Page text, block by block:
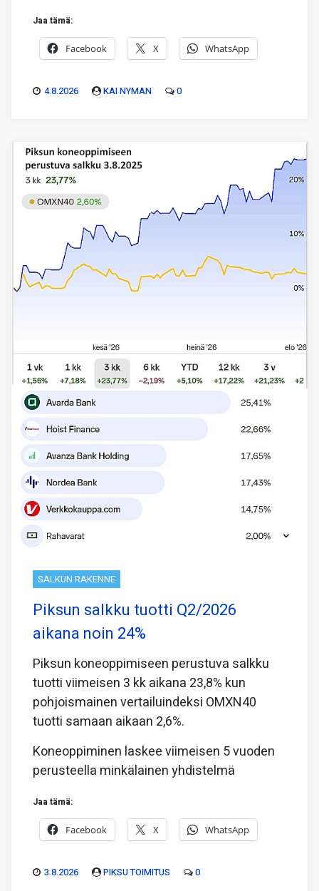
Jaa tämä:
Facebook X WhatsApp
4.8.2026 KAI NYMAN 0
SALKUN RAKENNE
Piksun salkku tuotti Q2/2026
aikana noin 24%
Piksun koneoppimiseen perustuva salkku
tuotti viimeisen 3 kk aikana 23,8% kun
pohjoismainen vertailuindeksi OMXN40
tuotti samaan aikaan 2,6%.
Koneoppiminen laskee viimeisen 5 vuoden
perusteella minkälainen yhdistelmä
Jaa tämä:
Facebook X WhatsApp
3.8.2026 PIKSU TOIMITUS 0